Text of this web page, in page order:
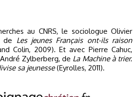
au CNRS, le sociologue Olivier
de Les jeunes Français ont-ils raison
Colin, 2009). Et avec Pierre Cahuc,
Zylberberg, de La Machine à trier.
sa jeunesse(Eyrolles, 2011).